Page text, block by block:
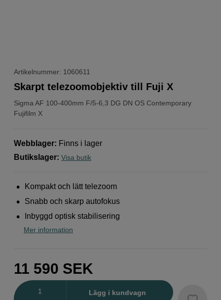
Artikelnummer: 1060611
Sigma AF 100-400mm F/5-6,3 DG DN OS Contemporary
Fujifilm X
Skarpt telezoomobjektiv till Fuji X
Webblager: Finns i lager
Butikslager: Visa butik
Kompakt och lätt telezoom
Snabb och skarp autofokus
Inbyggd optisk stabilisering
Mer information
11 590 SEK
Lägg i kundvagn